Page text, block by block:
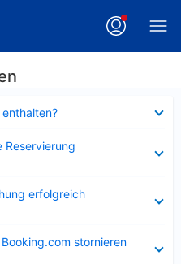
Reservierung
erfolgreich
stornieren